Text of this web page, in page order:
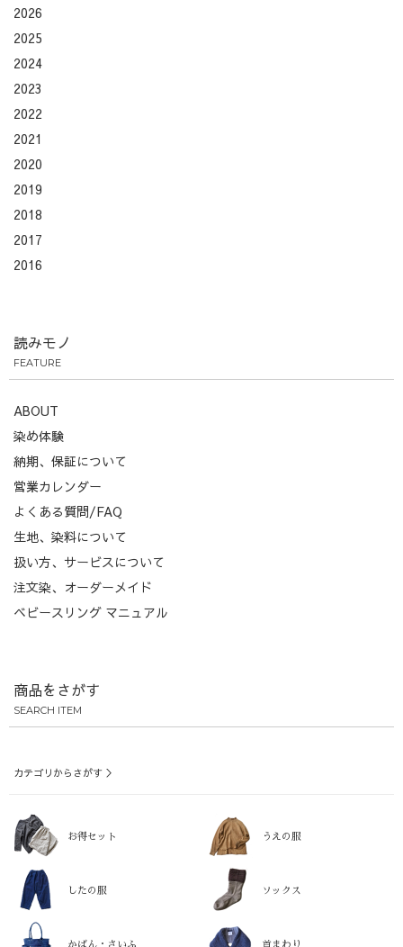
2026
2025
2024
2023
2022
2021
2020
2019
2018
2017
2016
読みモノ
FEATURE
ABOUT
染め体験
納期、保証について
営業カレンダー
よくある質問/FAQ
生地、染料について
扱い方、サービスについて
注文染、オーダーメイド
ベビースリング マニュアル
商品をさがす
SEARCH ITEM
カテゴリからさがす ＞
お得セット うえの服
したの服 ソックス
かばん・さいふ 首まわり